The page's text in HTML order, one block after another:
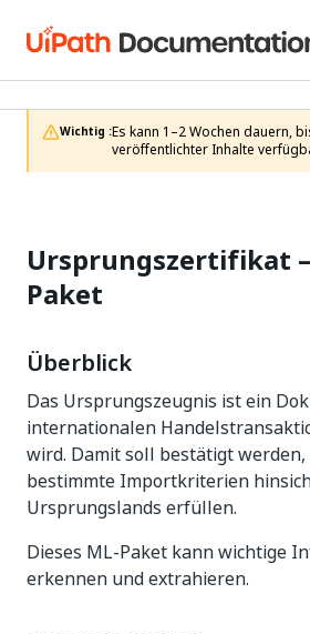
Wichtig :Es kann 1–2 Wochen dauern,
veröffentlichter Inhalte
Ursprungszertifikat –
Paket
Überblick
Das Ursprungszeugnis ist ein
internationalen
wird. Damit soll bestätigt werden,
bestimmte Importkriterien
Ursprungslands erfüllen.
Dieses ML-Paket kann wichtige
erkennen und extrahieren.